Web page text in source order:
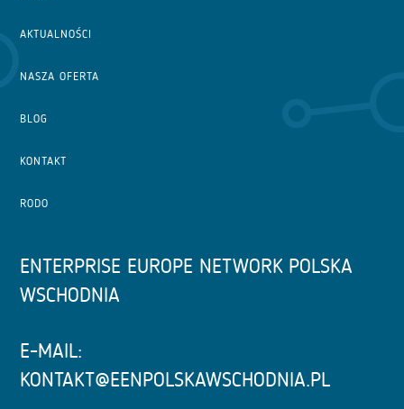
AKTUALNOŚCI
NASZA OFERTA
BLOG
KONTAKT
RODO
ENTERPRISE EUROPE NETWORK POLSKA
WSCHODNIA
E-MAIL:
KONTAKT@EENPOLSKAWSCHODNIA.PL